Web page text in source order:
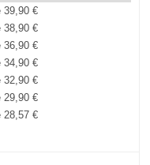
39,90 €
38,90 €
36,90 €
34,90 €
32,90 €
29,90 €
28,57 €